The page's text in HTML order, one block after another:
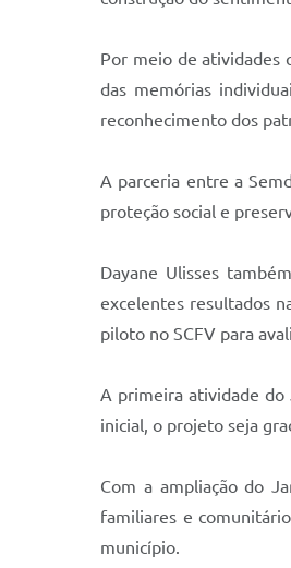
Por meio de atividades
das memórias
reconhecimento dos
A parceria entre a
proteção social e
Dayane Ulisses
excelentes resultados
piloto no SCFV para
A primeira atividade do
inicial, o projeto seja
Com a ampliação do
familiares e
município.